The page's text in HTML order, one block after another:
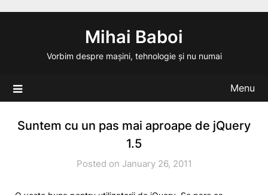
Mihai Baboi
Vorbim despre mașini, tehnologie și nu numai
Menu
Suntem cu un pas mai aproape de jQuery
1.5
Posted on January 26, 2011